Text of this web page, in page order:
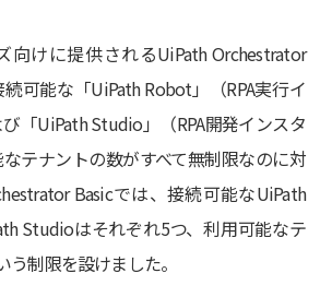
向けに提供されるUiPath Orchestrator
可能な「UiPath Robot」（RPA実行イ
「UiPath Studio」（RPA開発インスタ
テナントの数がすべて無制限なのに対
Basicでは、接続可能なUiPath
Studioはそれぞれ5つ、利用可能なテ
制限を設けました。